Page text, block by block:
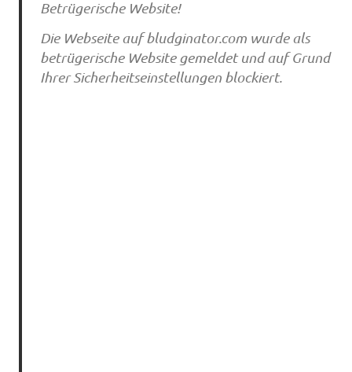
Betrügerische Website!
Die Webseite auf bludginator.com wurde als
betrügerische Website gemeldet und auf Grund
Ihrer Sicherheitseinstellungen blockiert.